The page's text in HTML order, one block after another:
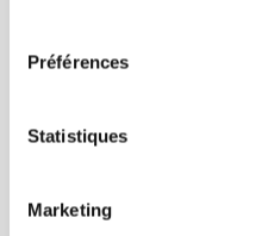
Préférences
Statistiques
Marketing
recyclage.
Comme le prévoit le
notamment les
tri des déchets du